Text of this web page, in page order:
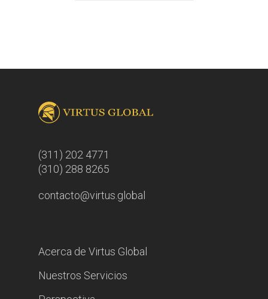
(311) 202 4771
(310) 288 8265
contacto@virtus.global
Acerca de Virtus Global
Nuestros Servicios